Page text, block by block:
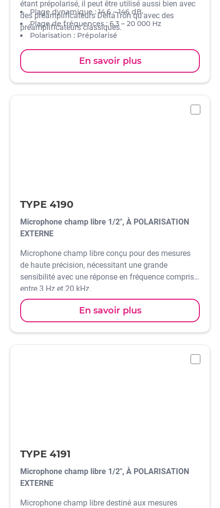
étant prépolarisé, il peut être utilisé aussi bien avec
des préamplificateurs DeltaTron qu'avec des
préamplificateurs classiques.
Plage dynamique : 14,6 – 146 dB
Plage de fréquences : 6,3 – 20 000 Hz
Polarisation : Prépolarisé
Sensibilité : 50 mV/Pa
Standards : IEC 61094-4 WS2F et IEC 61672
classe 1
En savoir plus
TYPE 4190
Microphone champ libre 1/2", À POLARISATION
EXTERNE
Microphone champ libre conçu pour des mesures
de haute précision, nécessitant une grande
sensibilité avec une réponse en fréquence comprise
entre 3 Hz et 20 kHz.
En savoir plus
TYPE 4191
Microphone champ libre 1/2", À POLARISATION
EXTERNE
Microphone champ libre destiné aux mesures